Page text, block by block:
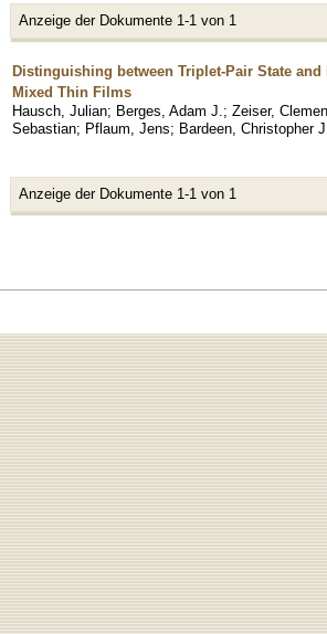
Anzeige der Dokumente 1-1 von 1
Distinguishing between Triplet-Pair State
Mixed Thin Films
Hausch, Julian; Berges, Adam J. ; Zeiser,
Sebastian; Pflaum, Jens; Bardeen, Christopher J.
Anzeige der Dokumente 1-1 von 1